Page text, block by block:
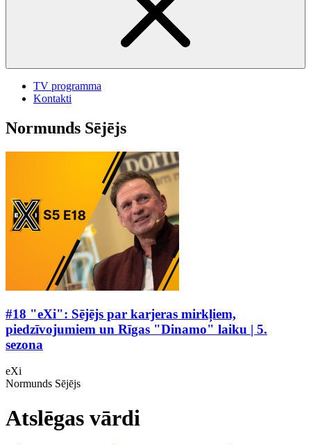
TV programma
Kontakti
Normunds Sējējs
#18 "eXi": Sējējs par karjeras mirkļiem,
piedzīvojumiem un Rīgas "Dinamo" laiku | 5.
sezona
eXi
Normunds Sējējs
Atslēgas vārdi